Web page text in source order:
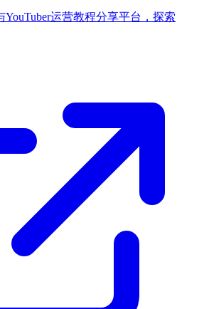
YouTuber运营教程分享平台，探索